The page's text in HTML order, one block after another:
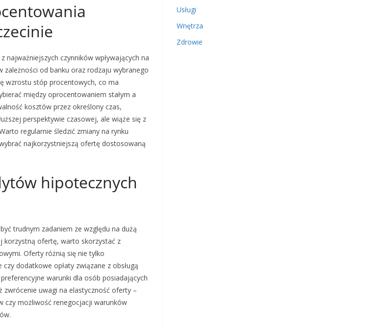
czynników wpływających na
od banku oraz rodzaju wybranego
wzrostu stóp procentowych, co ma
między oprocentowaniem stałym a
kosztów przez określony czas,
perspektywie czasowej, ale wiąże się z
regularnie śledzić zmiany na rynku
najkorzystniejszą ofertę dostosowaną
hipotecznych
trudnym zadaniem ze względu na dużą
korzystną ofertę, warto skorzystać z
Oferty różnią się nie tylko
dodatkowe opłaty związane z obsługą
warunki dla osób posiadających
uwagi na elastyczność oferty –
czy możliwość renegocjacji warunków
Usługi
Wnętrza
Zdrowie